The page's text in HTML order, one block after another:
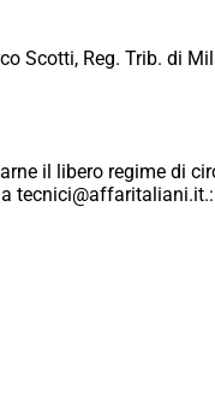
Scotti, Reg. Trib. di
il libero regime di